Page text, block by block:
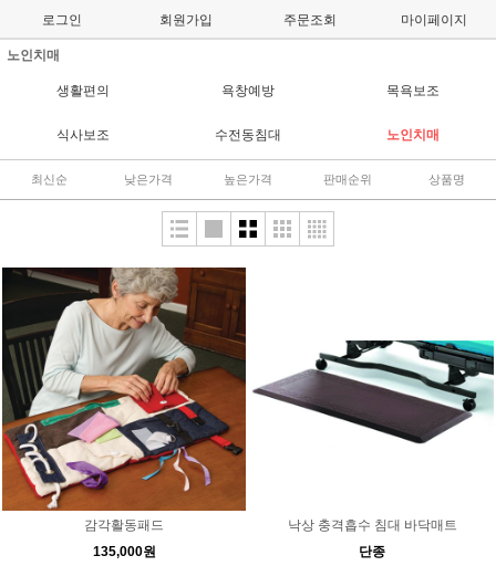
로그인 회원가입 주문조회 마이페이지
노인치매
생활편의 욕창예방 목욕보조
식사보조 수전동침대 노인치매
최신순 낮은가격 높은가격 판매순위 상품명
감각활동패드
135,000원
낙상 충격흡수 침대 바닥매트
단종